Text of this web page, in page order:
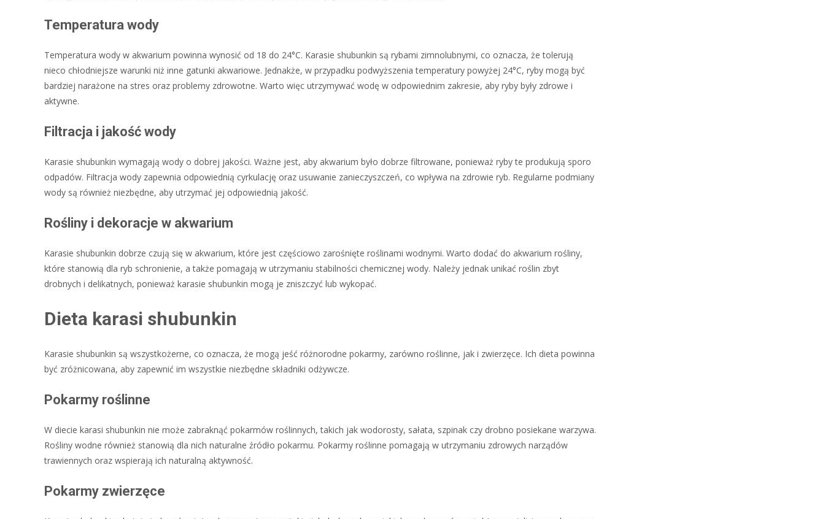
Temperatura wody
Temperatura wody w akwarium powinna wynosić od 18 do 24°C. Karasie shubunkin są rybami zimnolubnymi, co oznacza, że tolerują
nieco chłodniejsze warunki niż inne gatunki akwariowe. Jednakże, w przypadku podwyższenia temperatury powyżej 24°C, ryby mogą być
bardziej narażone na stres oraz problemy zdrowotne. Warto więc utrzymywać wodę w odpowiednim zakresie, aby ryby były zdrowe i
aktywne.
Filtracja i jakość wody
Karasie shubunkin wymagają wody o dobrej jakości. Ważne jest, aby akwarium było dobrze filtrowane, ponieważ ryby te produkują sporo
odpadów. Filtracja wody zapewnia odpowiednią cyrkulację oraz usuwanie zanieczyszczeń, co wpływa na zdrowie ryb. Regularne podmiany
wody są również niezbędne, aby utrzymać jej odpowiednią jakość.
Rośliny i dekoracje w akwarium
Karasie shubunkin dobrze czują się w akwarium, które jest częściowo zarośnięte roślinami wodnymi. Warto dodać do akwarium rośliny,
które stanowią dla ryb schronienie, a także pomagają w utrzymaniu stabilności chemicznej wody. Należy jednak unikać roślin zbyt
drobnych i delikatnych, ponieważ karasie shubunkin mogą je zniszczyć lub wykopać.
Dieta karasi shubunkin
Karasie shubunkin są wszystkożerne, co oznacza, że mogą jeść różnorodne pokarmy, zarówno roślinne, jak i zwierzęce. Ich dieta powinna
być zróżnicowana, aby zapewnić im wszystkie niezbędne składniki odżywcze.
Pokarmy roślinne
W diecie karasi shubunkin nie może zabraknąć pokarmów roślinnych, takich jak wodorosty, sałata, szpinak czy drobno posiekane warzywa.
Rośliny wodne również stanowią dla nich naturalne źródło pokarmu. Pokarmy roślinne pomagają w utrzymaniu zdrowych narządów
trawiennych oraz wspierają ich naturalną aktywność.
Pokarmy zwierzęce